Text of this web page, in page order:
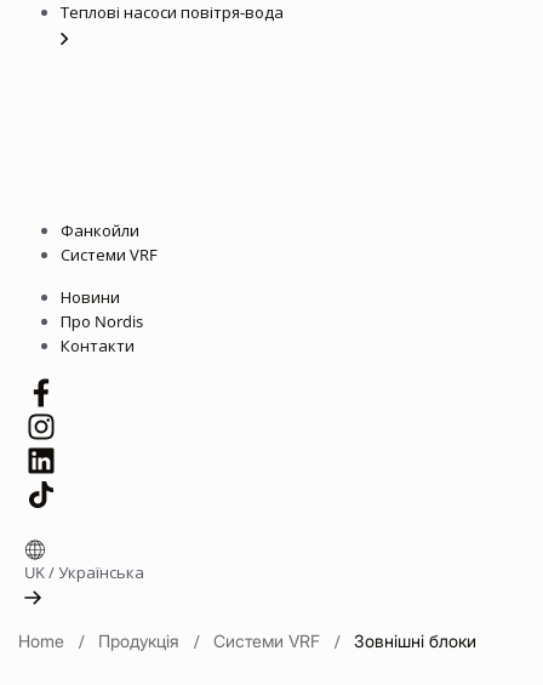
Теплові насоси повітря-вода
Фанкойли
Системи VRF
Новини
Про Nordis
Контакти
UK/Українська
Home Продукція Системи VRF Зовнішні блоки